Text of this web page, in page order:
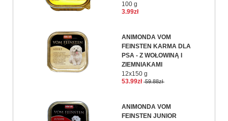
100 g
3.99zł
ANIMONDA VOM
FEINSTEN KARMA DLA
PSA - Z WOŁOWINĄ I
ZIEMNIAKAMI
12x150 g
53.99zł 59.88zł
ANIMONDA VOM
FEINSTEN JUNIOR